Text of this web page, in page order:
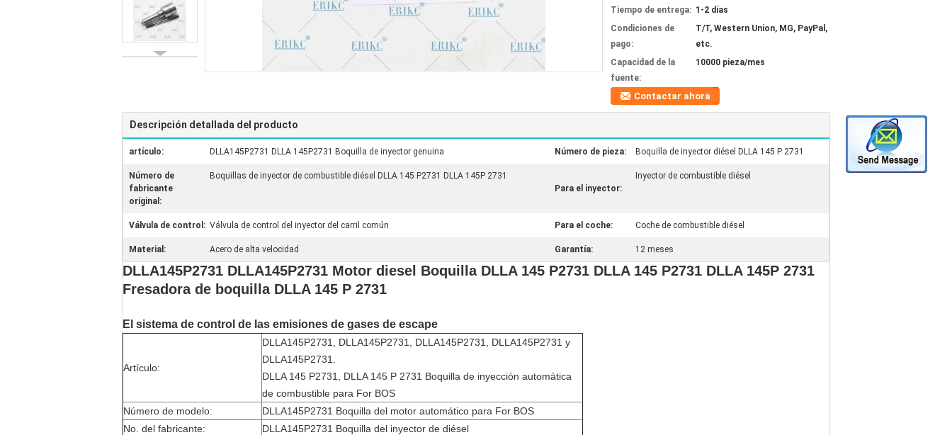
Tiempo de entrega: 1-2 días
Condiciones de
pago:
T/T, Western Union, MG, PayPal,
etc.
Capacidad de la
fuente:
10000 pieza/mes
Contactar ahora
Descripción detallada del producto
artículo: DLLA145P2731 DLLA 145P2731 Boquilla de inyector genuina Número de pieza: Boquilla de inyector diésel DLLA 145 P 2731
Número de
fabricante
original:
Boquillas de inyector de combustible diésel DLLA 145 P2731 DLLA 145P 2731
Para el inyector:
Inyector de combustible diésel
Válvula de control: Válvula de control del inyector del carril común Para el coche: Coche de combustible diésel
Material: Acero de alta velocidad Garantía: 12 meses
DLLA145P2731 DLLA145P2731 Motor diesel Boquilla DLLA 145 P2731 DLLA 145 P2731 DLLA 145P 2731
Fresadora de boquilla DLLA 145 P 2731
El sistema de control de las emisiones de gases de escape
Artículo:
DLLA145P2731, DLLA145P2731, DLLA145P2731, DLLA145P2731 y
DLLA145P2731.
DLLA 145 P2731, DLLA 145 P 2731 Boquilla de inyección automática
de combustible para For BOS
Número de modelo:
DLLA145P2731 Boquilla del motor automático para For BOS
No. del fabricante:
DLLA145P2731 Boquilla del inyector de diésel